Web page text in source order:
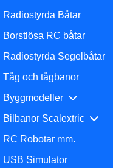
Radiostyrda Båtar
Borstlösa RC båtar
Radiostyrda Segelbåtar
Tåg och tågbanor
Byggmodeller
Bilbanor Scalextric
RC Robotar mm.
USB Simulator